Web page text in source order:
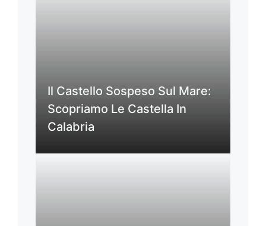
Il Castello Sospeso Sul Mare:
Scopriamo Le Castella In
Calabria